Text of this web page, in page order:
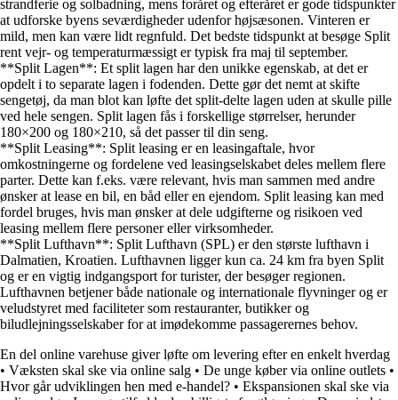
strandferie og solbadning, mens foråret og efteråret er gode tidspunkter
at udforske byens seværdigheder udenfor højsæsonen. Vinteren er
mild, men kan være lidt regnfuld. Det bedste tidspunkt at besøge Split
rent vejr- og temperaturmæssigt er typisk fra maj til september.
**Split Lagen**: Et split lagen har den unikke egenskab, at det er
opdelt i to separate lagen i fodenden. Dette gør det nemt at skifte
sengetøj, da man blot kan løfte det split-delte lagen uden at skulle pille
ved hele sengen. Split lagen fås i forskellige størrelser, herunder
180×200 og 180×210, så det passer til din seng.
**Split Leasing**: Split leasing er en leasingaftale, hvor
omkostningerne og fordelene ved leasingselskabet deles mellem flere
parter. Dette kan f.eks. være relevant, hvis man sammen med andre
ønsker at lease en bil, en båd eller en ejendom. Split leasing kan med
fordel bruges, hvis man ønsker at dele udgifterne og risikoen ved
leasing mellem flere personer eller virksomheder.
**Split Lufthavn**: Split Lufthavn (SPL) er den største lufthavn i
Dalmatien, Kroatien. Lufthavnen ligger kun ca. 24 km fra byen Split
og er en vigtig indgangsport for turister, der besøger regionen.
Lufthavnen betjener både nationale og internationale flyvninger og er
veludstyret med faciliteter som restauranter, butikker og
biludlejningsselskaber for at imødekomme passagerernes behov.
En del online varehuse giver løfte om levering efter en enkelt hverdag
• Væksten skal ske via online salg • De unge køber via online outlets •
Hvor går udviklingen hen med e-handel? • Ekspansionen skal ske via